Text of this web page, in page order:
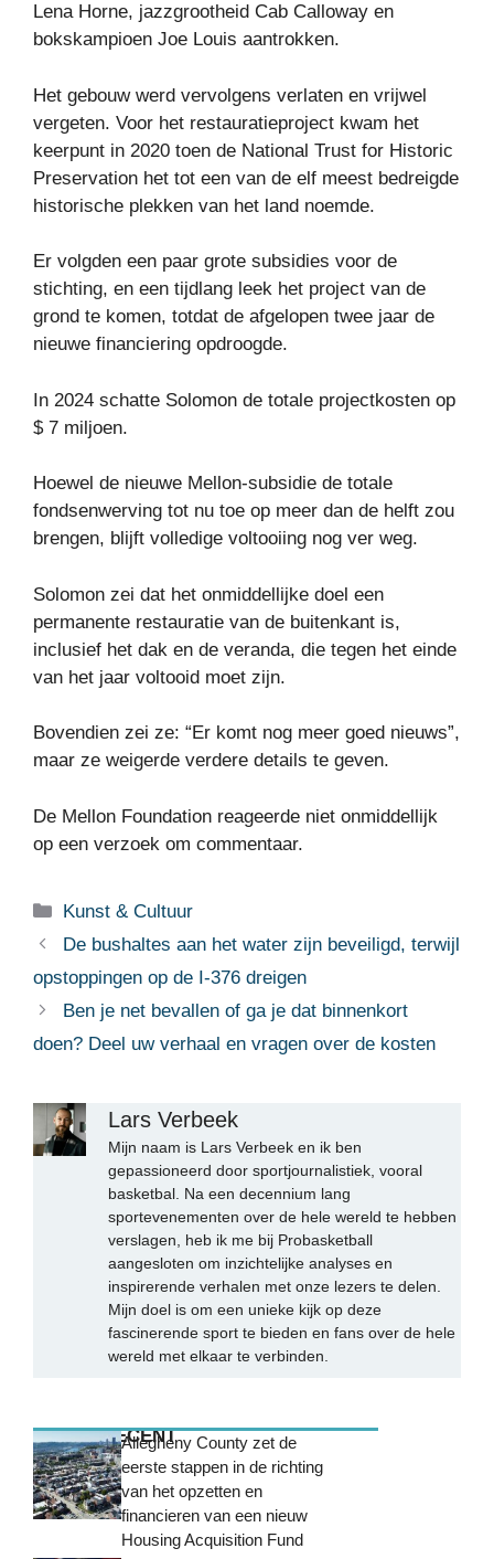
Lena Horne, jazzgrootheid Cab Calloway en
bokskampioen Joe Louis aantrokken.
Het gebouw werd vervolgens verlaten en vrijwel
vergeten. Voor het restauratieproject kwam het
keerpunt in 2020 toen de National Trust for Historic
Preservation het tot een van de elf meest bedreigde
historische plekken van het land noemde.
Er volgden een paar grote subsidies voor de
stichting, en een tijdlang leek het project van de
grond te komen, totdat de afgelopen twee jaar de
nieuwe financiering opdroogde.
In 2024 schatte Solomon de totale projectkosten op
$ 7 miljoen.
Hoewel de nieuwe Mellon-subsidie ​​de totale
fondsenwerving tot nu toe op meer dan de helft zou
brengen, blijft volledige voltooiing nog ver weg.
Solomon zei dat het onmiddellijke doel een
permanente restauratie van de buitenkant is,
inclusief het dak en de veranda, die tegen het einde
van het jaar voltooid moet zijn.
Bovendien zei ze: “Er komt nog meer goed nieuws”,
maar ze weigerde verdere details te geven.
De Mellon Foundation reageerde niet onmiddellijk
op een verzoek om commentaar.
Categorieën
Kunst & Cultuur
De bushaltes aan het water zijn beveiligd, terwijl
opstoppingen op de I-376 dreigen
Ben je net bevallen of ga je dat binnenkort
doen? Deel uw verhaal en vragen over de kosten
Lars Verbeek
Mijn naam is Lars Verbeek en ik ben
gepassioneerd door sportjournalistiek, vooral
basketbal. Na een decennium lang
sportevenementen over de hele wereld te hebben
verslagen, heb ik me bij Probasketball
aangesloten om inzichtelijke analyses en
inspirerende verhalen met onze lezers te delen.
Mijn doel is om een unieke kijk op deze
fascinerende sport te bieden en fans over de hele
wereld met elkaar te verbinden.
MEEST RECENTAllegheny County zet de
eerste stappen in de richting
van het opzetten en
financieren van een nieuw
Housing Acquisition Fund